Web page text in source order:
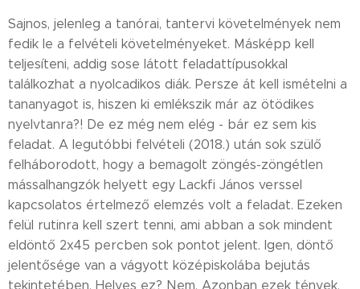
Sajnos, jelenleg a tanórai, tantervi követelmények nem
fedik le a felvételi követelményeket. Másképp kell
teljesíteni, addig sose látott feladattípusokkal
találkozhat a nyolcadikos diák. Persze át kell ismételni a
tananyagot is, hiszen ki emlékszik már az ötödikes
nyelvtanra?! De ez még nem elég - bár ez sem kis
feladat. A legutóbbi felvételi (2018.) után sok szülő
felháborodott, hogy a bemagolt zöngés-zöngétlen
mássalhangzók helyett egy Lackfi János verssel
kapcsolatos értelmező elemzés volt a feladat. Ezeken
felül rutinra kell szert tenni, ami abban a sok mindent
eldöntő 2x45 percben sok pontot jelent. Igen, döntő
jelentősége van a vágyott középiskolába bejutás
tekintetében. Helyes ez? Nem. Azonban ezek tények,